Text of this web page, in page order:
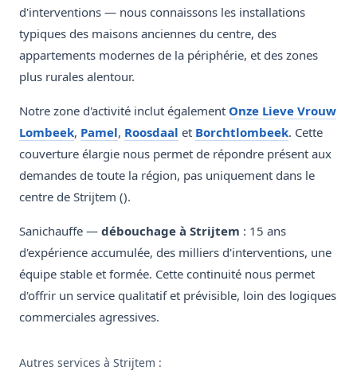
d'interventions — nous connaissons les installations
typiques des maisons anciennes du centre, des
appartements modernes de la périphérie, et des zones
plus rurales alentour.
Notre zone d'activité inclut également Onze Lieve Vrouw
Lombeek, Pamel, Roosdaal et Borchtlombeek. Cette
couverture élargie nous permet de répondre présent aux
demandes de toute la région, pas uniquement dans le
centre de Strijtem ().
Sanichauffe — débouchage à Strijtem : 15 ans
d'expérience accumulée, des milliers d'interventions, une
équipe stable et formée. Cette continuité nous permet
d'offrir un service qualitatif et prévisible, loin des logiques
commerciales agressives.
Autres services à Strijtem :